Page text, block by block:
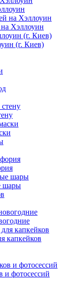
Хэллоуин
(г. Киев)
шары
капкейков
и фотосессий